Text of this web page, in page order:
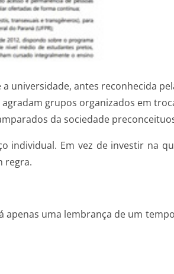
universidade, antes reconhecida
grupos organizados em
da sociedade
individual. Em vez de investir na
regra.
iremos?
uma lembrança de um